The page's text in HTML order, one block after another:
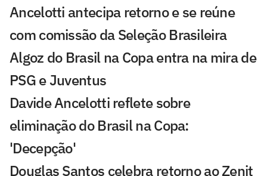
Ancelotti antecipa retorno e se reúne
com comissão da Seleção Brasileira
Algoz do Brasil na Copa entra na mira de
PSG e Juventus
Davide Ancelotti reflete sobre
eliminação do Brasil na Copa:
'Decepção'
Douglas Santos celebra retorno ao Zenit